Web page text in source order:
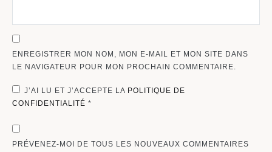
ENREGISTRER MON NOM, MON E-MAIL ET MON SITE DANS
LE NAVIGATEUR POUR MON PROCHAIN COMMENTAIRE.
J’AI LU ET J’ACCEPTE LA POLITIQUE DE
CONFIDENTIALITÉ *
PRÉVENEZ-MOI DE TOUS LES NOUVEAUX COMMENTAIRES